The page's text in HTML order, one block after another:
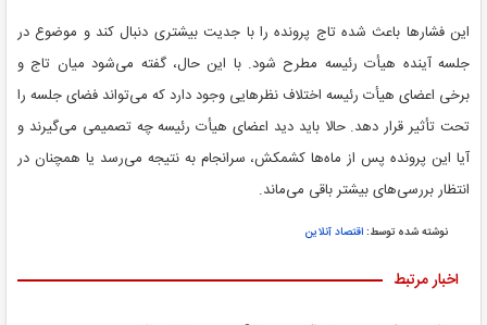
این فشارها باعث شده تاج پرونده را با جدیت بیشتری دنبال کند و موضوع در
جلسه آینده هیأت رئیسه مطرح شود. با این حال، گفته می‌شود میان تاج و
برخی اعضای هیأت رئیسه اختلاف نظرهایی وجود دارد که می‌تواند فضای جلسه را
تحت تأثیر قرار دهد. حالا باید دید اعضای هیأت رئیسه چه تصمیمی می‌گیرند و
آیا این پرونده پس از ماه‌ها کشمکش، سرانجام به نتیجه می‌رسد یا همچنان در
انتظار بررسی‌های بیشتر باقی می‌ماند.
نوشته شده توسط:اقتصاد آنلاین
اخبار مرتبط